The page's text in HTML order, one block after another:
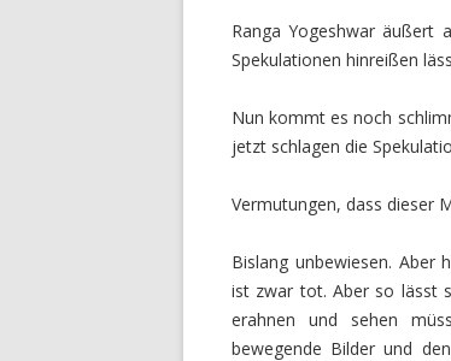
Ranga Yogeshwar äußert
Spekulationen hinreißen
Nun kommt es noch
jetzt schlagen die
Vermutungen, dass dieser
Bislang unbewiesen. Aber
ist zwar tot. Aber so lässt
erahnen und sehen
bewegende Bilder und